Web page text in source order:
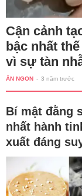
Cận cảnh
bậc nhất
vì sự tàn
ĂN NGON - 3 năm trước
Bí mật đằng
nhất hành
xuất đáng